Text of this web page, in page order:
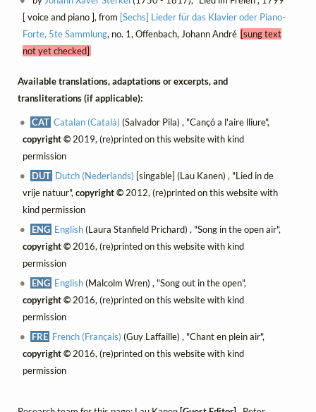
[ voice and piano ], from [Sechs] Lieder für das Klavier oder Piano-
Forte, 5te Sammlung, no. 1, Offenbach, Johann André [sung text
not yet checked]
Available translations, adaptations or excerpts, and
transliterations (if applicable):
CAT Catalan (Català) (Salvador Pila) , "Cançó a l'aire lliure",
copyright ©2019, (re)printed on this website with kind
permission
DUT Dutch (Nederlands) [singable] (Lau Kanen) , "Lied in de
vrije natuur", copyright ©2012, (re)printed on this website with
kind permission
ENG English(Laura Stanfield Prichard) , "Song in the open air",
copyright ©2016, (re)printed on this website with kind
permission
ENG English(Malcolm Wren) , "Song out in the open",
copyright ©2016, (re)printed on this website with kind
permission
FRE French (Français) (Guy Laffaille) , "Chant en plein air",
copyright ©2016, (re)printed on this website with kind
permission